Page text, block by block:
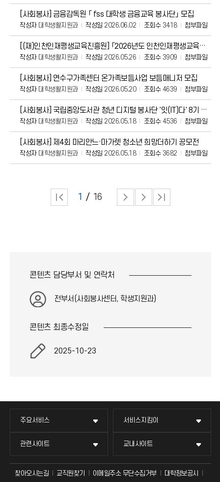
[사회봉사] 금융감독원 「 fss 대학생 금융교육 봉사단」 모집
작성자대학생활지원과 작성일 2026.06.02 조회수3418 첨부파일
[(재)인천인재평생교육진흥원] 「2026년도 인천인재평생교육진흥원 대학생 해외봉사」 장학생
작성자대학생활지원과 작성일 2026.05.26 조회수3909 첨부파일
[사회봉사] 연수구가족센터 온가족보듬사업 보듬매니저 모집
작성자대학생활지원과 작성일 2026.05.20 조회수4639 첨부파일
[사회봉사] 국립중앙도서관 청년 디지털 봉사단 '잇(IT)다' 8기 모집
작성자대학생활지원과 작성일 2026.05.18 조회수4536 첨부파일
[사회봉사] 제4회 마리안느·마가렛 청소년 희망더하기 공모전
작성자대학생활지원과 작성일 2026.05.18 조회수3682 첨부파일
1 16
콘텐츠 담당부서 및 연락처
전부서(사회봉사센터, 학생지원과)
콘텐츠 최종수정일
2025-10-23
주요서비스 서비스지킴이
관련사이트 교내사이트
찾아오시는길 교직원찾기 이메일주소 무단수집거부 대학정보공시